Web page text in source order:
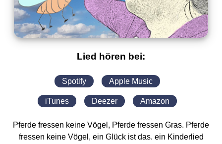
Lied hören bei:
Spotify Apple Music
iTunes Deezer Amazon
Pferde fressen keine Vögel, Pferde fressen Gras. Pferde
fressen keine Vögel, ein Glück ist das. ein Kinderlied